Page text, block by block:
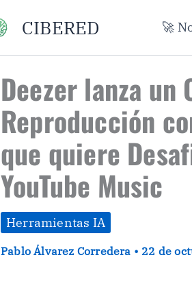
CIBERED 🚀
Deezer lanza un
Reproducción
que quiere
YouTube Music
Herramientas IA
Pablo Álvarez Corredera • 22 de